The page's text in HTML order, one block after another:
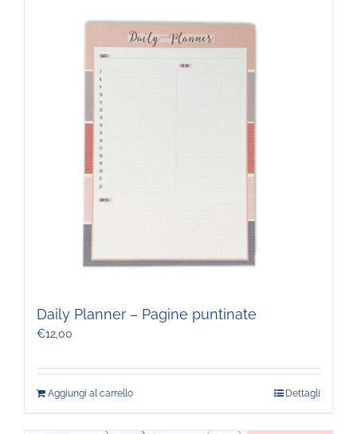
Daily Planner – Pagine puntinate
€12,00
Aggiungi al carrello Dettagli